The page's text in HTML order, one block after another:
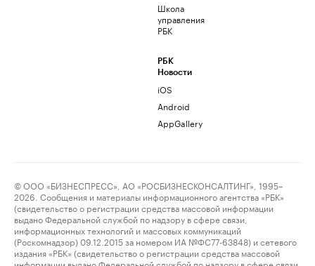
Школа
управления
РБК
РБК
Новости
iOS
Android
AppGallery
© ООО «БИЗНЕСПРЕСС», АО «РОСБИЗНЕСКОНСАЛТИНГ», 1995–
2026. Сообщения и материалы информационного агентства «РБК»
(свидетельство о регистрации средства массовой информации
выдано Федеральной службой по надзору в сфере связи,
информационных технологий и массовых коммуникаций
(Роскомнадзор) 09.12.2015 за номером ИА №ФС77-63848) и сетевого
издания «РБК» (свидетельство о регистрации средства массовой